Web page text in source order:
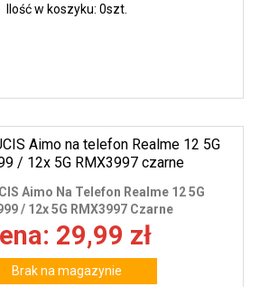
Ilość w koszyku: 0szt.
Aimo Na Telefon Realme 12 5G
/ 12x 5G RMX3997 Czarne
29,99 zł
Brak na magazynie